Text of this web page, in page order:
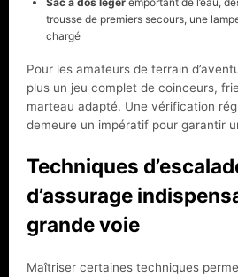
trousse de premiers secours, une
chargé
Pour les amateurs de terrain
plus un jeu complet de coinceurs,
marteau adapté. Une vérification
demeure un impératif pour garantir
Techniques
d’assurage
grande voie
Maîtriser certaines techniques